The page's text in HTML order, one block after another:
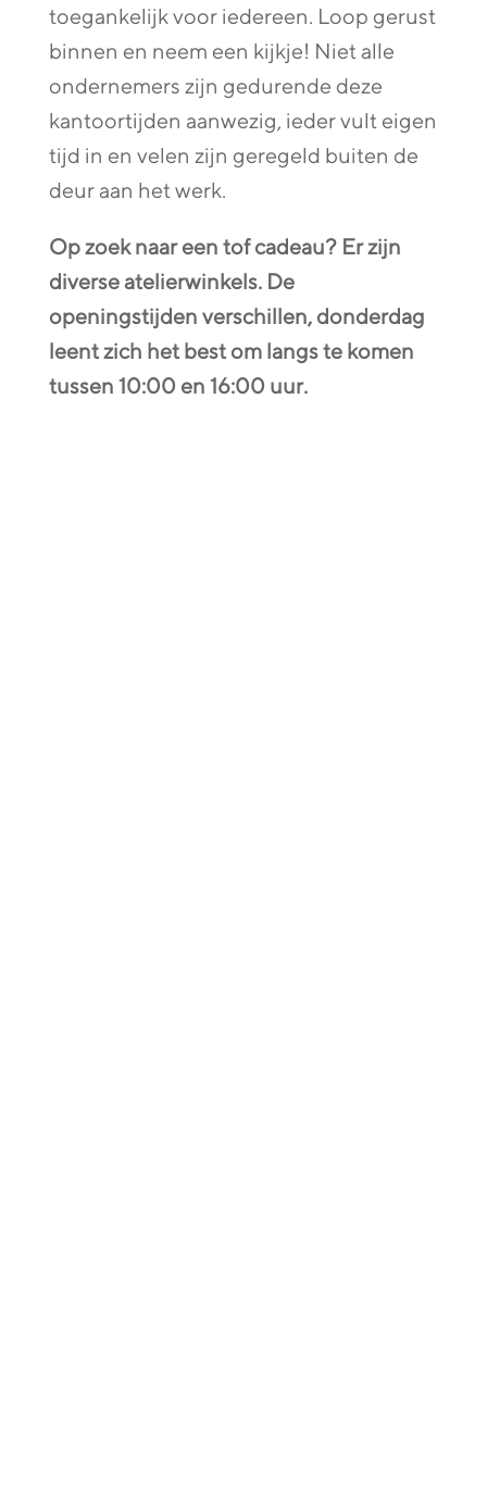
toegankelijk voor iedereen. Loop gerust
binnen en neem een kijkje! Niet alle
ondernemers zijn gedurende deze
kantoortijden aanwezig, ieder vult eigen
tijd in en velen zijn geregeld buiten de
deur aan het werk.
Op zoek naar een tof cadeau? Er zijn
diverse atelierwinkels. De
openingstijden verschillen, donderdag
leent zich het best om langs te komen
tussen 10:00 en 16:00 uur.